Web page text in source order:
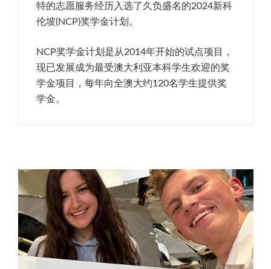
特的志愿服务经历入选了久负盛名的2024新科
伦坡(NCP)奖学金计划。
NCP奖学金计划是从2014年开始的试点项目，
现已发展成为最受澳大利亚本科学生欢迎的奖
学金项目，每年向全澳大约120名学生提供奖
学金。